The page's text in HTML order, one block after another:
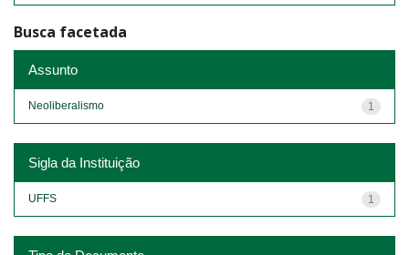
Busca facetada
Assunto
1
Neoliberalismo
Sigla da Instituição
1
UFFS